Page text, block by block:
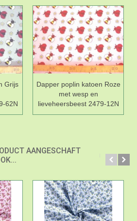
Grijs
62N
Dapper poplin katoen Roze
met wesp en
lieveheersbeest 2479-12N
AANGESCHAFT